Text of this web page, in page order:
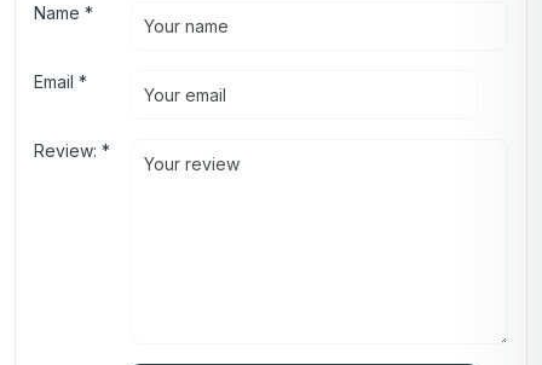
Review: *
Name *
Email *